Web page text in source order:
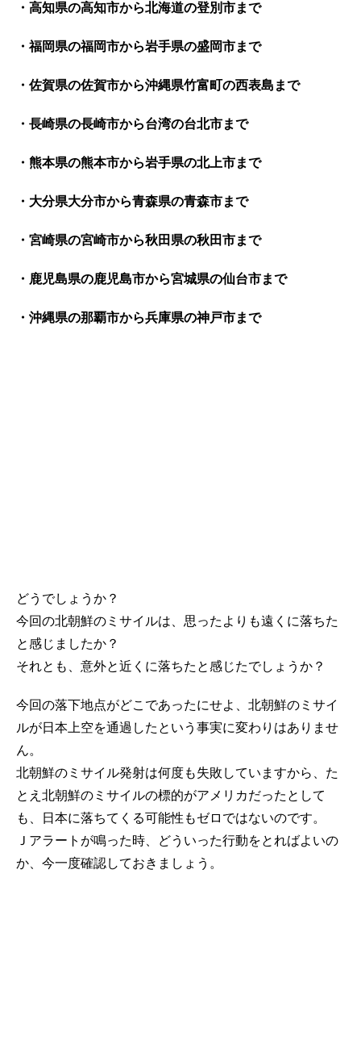
・高知県の高知市から北海道の登別市まで
・福岡県の福岡市から岩手県の盛岡市まで
・佐賀県の佐賀市から沖縄県竹富町の西表島まで
・長崎県の長崎市から台湾の台北市まで
・熊本県の熊本市から岩手県の北上市まで
・大分県大分市から青森県の青森市まで
・宮崎県の宮崎市から秋田県の秋田市まで
・鹿児島県の鹿児島市から宮城県の仙台市まで
・沖縄県の那覇市から兵庫県の神戸市まで
どうでしょうか？
今回の北朝鮮のミサイルは、思ったよりも遠くに落ちた
と感じましたか？
それとも、意外と近くに落ちたと感じたでしょうか？
今回の落下地点がどこであったにせよ、北朝鮮のミサイ
ルが日本上空を通過したという事実に変わりはありませ
ん。
北朝鮮のミサイル発射は何度も失敗していますから、た
とえ北朝鮮のミサイルの標的がアメリカだったとして
も、日本に落ちてくる可能性もゼロではないのです。
Ｊアラートが鳴った時、どういった行動をとればよいの
か、今一度確認しておきましょう。